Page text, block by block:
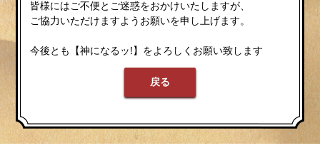
皆様にはご不便とご迷惑をおかけいたしますが、
ご協力いただけますようお願いを申し上げます。
今後とも【神になるッ!】をよろしくお願い致します
戻る